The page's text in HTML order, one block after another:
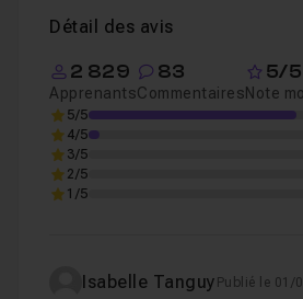
Détail des avis
2 829
Apprenants
83
Commentaires
5/5
Note
5/5
4/5
3/5
2/5
1/5
Isabelle Tanguy Publié le 01/